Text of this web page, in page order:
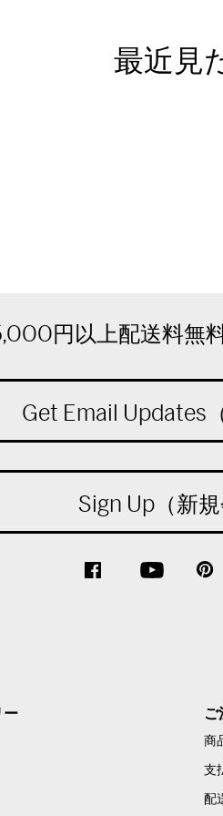
最近見
円以上配送料無
Get Email Updates
Sign Up（新規
ー ご
商
支
配